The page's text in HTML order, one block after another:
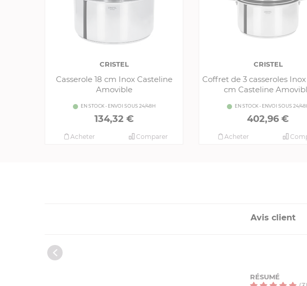
CRISTEL
Casserole 18 cm Inox Casteline
Amovible
EN STOCK - ENVOI SOUS 24/48H
134,32 €
Comparer
Acheter
CRISTEL
Coffret de 3 casseroles Inox
cm Casteline
EN STOCK - ENVOI SOUS 24/
402,96 €
Acheter
Avis client
RÉSUMÉ